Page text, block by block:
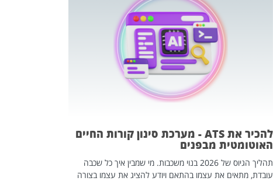
להכיר את ATS - מערכת סינון קורות החיים
האוטומטית מבפנים
תהליך הגיוס של 2026 בנוי משכבות. מי שמבין איך כל שכבה
עובדת, מתאים את עצמו בהתאם ויודע להציג את עצמו בצורה